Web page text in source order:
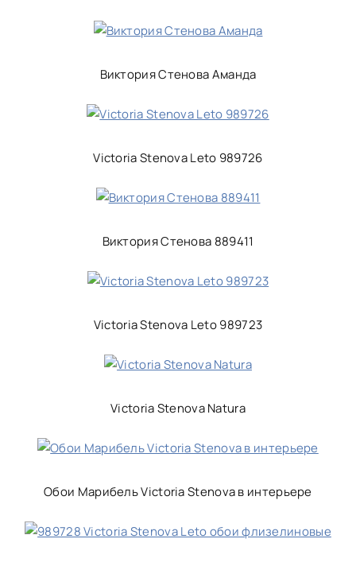
Виктория Стенова Аманда
Victoria Stenova Leto 989726
Виктория Стенова 889411
Victoria Stenova Leto 989723
Victoria Stenova Natura
Обои Марибель Victoria Stenova в интерьере